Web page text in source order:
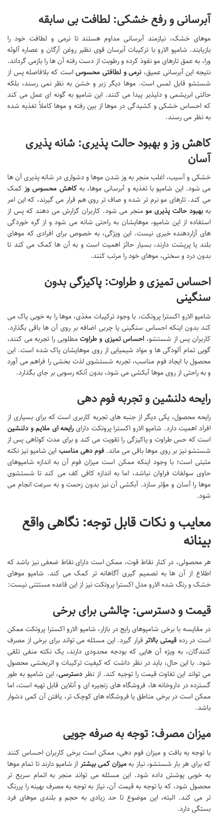
آبرسانی و رفع خشکی: لطافت بی سابقه
موهای خشک، نیازمند آبرسانی مداوم هستند تا نرمی و لطافت خود را
بازیابند. شامپو الارو با ترکیبات آبرسان قوی نظیر روغن آرگان و عصاره آلوئه
ورا، به عمق تارهای مو نفوذ کرده و رطوبت از دست رفته آن ها را بازمی گرداند.
نتیجه این آبرسانی عمیق، نرمی و لطافتی محسوساست که بلافاصله پس از
شستشو قابل لمس است. موها دیگر زبر و خشن به نظر نمی رسند، بلکه
حالتی ابریشمی و دلپذیر پیدا می کنند. این شامپو به گونه ای عمل می کند
که احساس خشکی و کشیدگی در موها از بین رفته و موها کاملاً تغذیه شده
به نظر می رسند.
کاهش وز و بهبود حالت پذیری: شانه پذیری
آسان
خشکی و آسیب، اغلب منجر به وز شدن موها و دشواری در شانه پذیری آن ها
می شود. این شامپو با تغذیه و آبرسانی موها، بهکاهش محسوس وز کمک
می کند. تارهای مو نرم تر شده و صاف تر روی هم قرار می گیرند، که این امر
به بهبود حالت پذیری مو منجر می شود. کاربران گزارش می دهند که پس از
استفاده از این شامپو، موهایشان به راحتی شانه می شود و از گره خوردگی
های آزاردهنده خبری نیست. این ویژگی، به خصوص برای افرادی که موهای
بلند یا پرپشت دارند، بسیار حائز اهمیت است و به آن ها کمک می کند تا
بدون درد و سختی، موهای خود را مرتب کنند.
احساس تمیزی و طراوت: پاکیزگی بدون
سنگینی
شامپو الارو اکسترا پروتکت، با وجود ترکیبات مغذی، موها را به خوبی پاک می
کند بدون اینکه احساس سنگینی یا چربی اضافه بر روی آن ها باقی بگذارد.
کاربران پس از شستشو، احساس تمیزی و طراوتمطلوبی را تجربه می کنند،
گویی تمام آلودگی ها و مواد شیمیایی از روی موهایشان پاک شده است. این
محصول با ایجاد فوم مناسب، تجربه شستشوی لذت بخشی را فراهم می آورد
و به راحتی از روی موها آبکشی می شود، بدون آنکه رسوبی بر جای بگذارد.
رایحه دلنشین و تجربه فوم دهی
رایحه محصول، یکی دیگر از جنبه های تجربه کاربری است که برای بسیاری از
افراد اهمیت دارد. شامپو الارو اکسترا پروتکت دارایرایحه ای ملایم و دلنشین
است که حس طراوت و پاکیزگی را تقویت می کند و برای مدت کوتاهی پس از
شستشو نیز بر روی موها باقی می ماند.فوم دهی مناسب این شامپو نیز نکته
مثبتی است؛ با وجود اینکه ممکن است میزان فوم آن به اندازه شامپوهای
حاوی سولفات فراوان نباشد، اما به اندازه کافی کف می کند تا شستشوی
موها را آسان و مؤثر سازد. آبکشی آن نیز بدون زحمت و به سرعت انجام می
شود.
معایب و نکات قابل توجه: نگاهی واقع
بینانه
هر محصولی، در کنار نقاط قوت، ممکن است دارای نقاط ضعفی نیز باشد که
اطلاع از آن ها به تصمیم گیری آگاهانه تر کمک می کند. شامپو موهای
خشک و رنگ شده الارو مدل اکسترا پروتکت نیز از این قاعده مستثنی نیست:
قیمت و دسترسی: چالشی برای برخی
در مقایسه با برخی شامپوهای رایج در بازار، شامپو الارو اکسترا پروتکت ممکن
است در رده قیمتی بالاتر قرار گیرد. این مسئله می تواند برای برخی از مصرف
کنندگان، به ویژه آن هایی که بودجه محدودی دارند، یک نکته منفی تلقی
شود. با این حال، باید در نظر داشت که کیفیت ترکیبات و اثربخشی محصول
می تواند این تفاوت قیمت را توجیه کند. از نظر دسترسی، این شامپو به طور
گسترده در داروخانه ها، فروشگاه های زنجیره ای و آنلاین قابل تهیه است، اما
ممکن است در برخی مناطق یا فروشگاه های کوچک تر، یافتن آن کمی دشوار
باشد.
میزان مصرف: توجه به صرفه جویی
با توجه به بافت و میزان فوم دهی، ممکن است برخی کاربران احساس کنند
که برای هر بار شستشو، نیاز بهمیزان کمی بیشتر از شامپو دارند تا تمام موها
به خوبی پوشش داده شود. این مسئله می تواند منجر به اتمام سریع تر
محصول شود، که با توجه به قیمت آن، نیاز به توجه به مصرف بهینه را پررنگ
تر می کند. البته، این موضوع تا حد زیادی به حجم و بلندی موهای فرد
بستگی دارد.